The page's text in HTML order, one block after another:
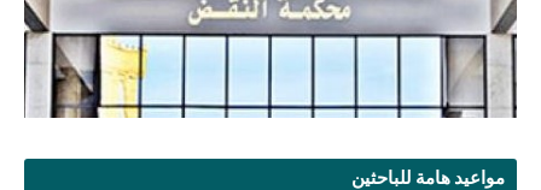
مواعيد هامة للباحثين